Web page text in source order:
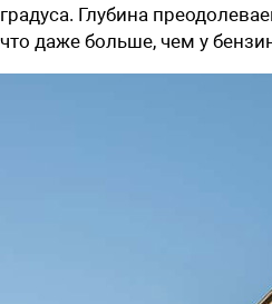
градуса. Глубина
что даже больше, чем у